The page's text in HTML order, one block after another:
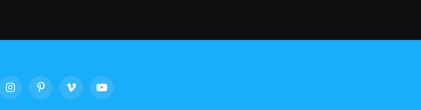
InstagramPinterestVimeo YouTube